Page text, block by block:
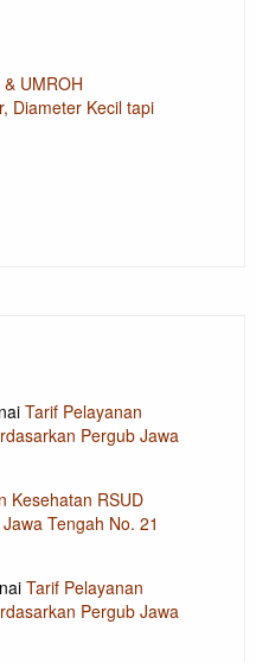
UMROH
Diameter Kecil tapi
Tarif Pelayanan
Pergub Jawa
Kesehatan RSUD
Tengah No. 21
Tarif Pelayanan
Pergub Jawa